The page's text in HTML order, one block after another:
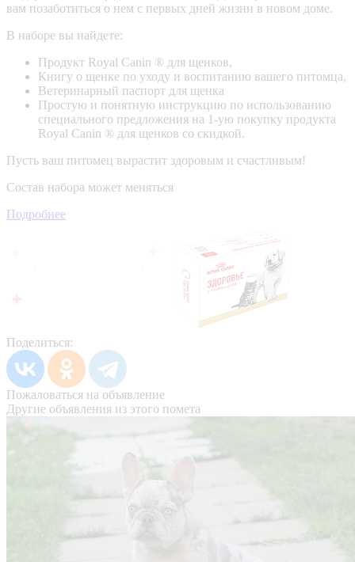
вам позаботиться о нем с первых дней жизни в новом доме.
В наборе вы найдете:
Продукт Royal Canin ® для щенков,
Книгу о щенке по уходу и воспитанию вашего питомца,
Ветеринарный паспорт для щенка
Простую и понятную инструкцию по использованию
специального предложения на 1-ую покупку продукта
Royal Canin ® для щенков со скидкой.
Пусть ваш питомец вырастит здоровым и счастливым!
Состав набора может меняться
Подробнее
Поделиться:
Пожаловаться на объявление
Другие объявления из этого помета